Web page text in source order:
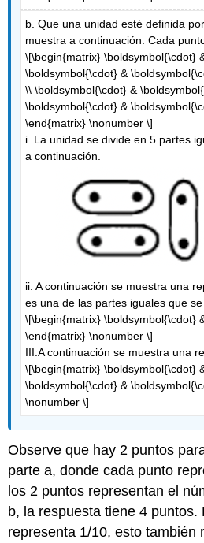
b. Que una unidad esté definida
muestra a continuación. Cada
\[\begin{matrix} \boldsymbol{\cdot}
\boldsymbol{\cdot} &
\\ \boldsymbol{\cdot} &
\boldsymbol{\cdot} &
\end{matrix} \nonumber \]
i. La unidad se divide en 5 partes
a continuación.
ii. A continuación se muestra una
es una de las partes iguales que
\[\begin{matrix} \boldsymbol{\cdot}
\end{matrix} \nonumber \]
III.A continuación se muestra una
\[\begin{matrix} \boldsymbol{\cdot}
\boldsymbol{\cdot} &
\nonumber \]
Observe que hay 2 puntos
parte a, donde cada punto
los 2 puntos representan el
b, la respuesta tiene 4 puntos.
representa 1/10, esto también